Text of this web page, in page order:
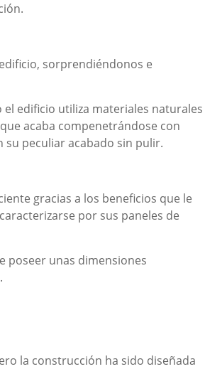
sorprendiéndonos e
edificio utiliza materiales naturales
acaba compenetrándose con
peculiar acabado sin pulir.
gracias a los beneficios que le
por sus paneles de
poseer unas dimensiones
la construcción ha sido diseñada